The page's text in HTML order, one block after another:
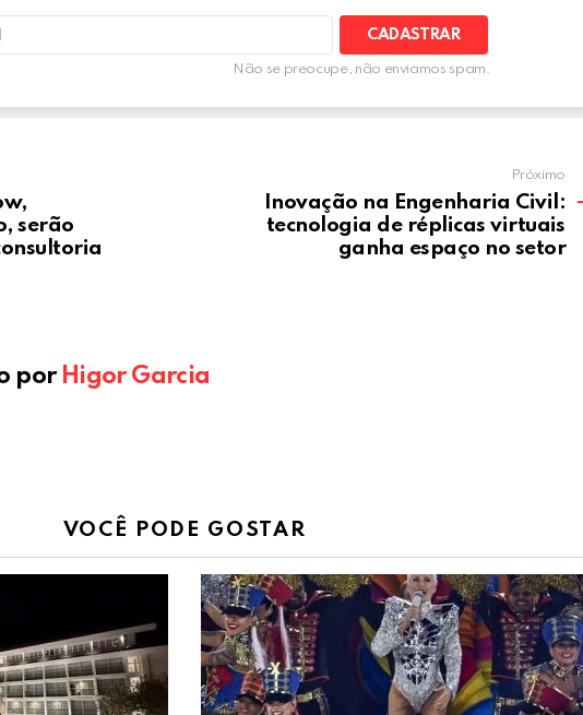
er
p
p
Não se preocupe, não enviamos spam.
serão
Próximo
Inovação na Engenharia Civil:
tecnologia de réplicas virtuais
ganha espaço no setor
por Higor Garcia
VOCÊ PODE GOSTAR